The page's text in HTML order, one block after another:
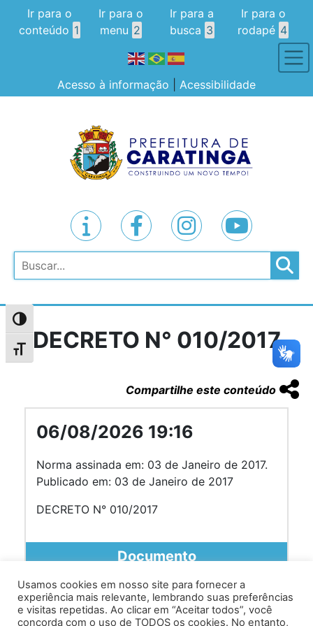
Alternar alto contraste
Alternar tamanho da fonte
Ir para o
conteúdo 1
Ir para o
menu 2
Ir para a
busca 3
Ir para o
rodapé 4
Acesso à informação Acessibilidade
Pesquisar
DECRETO N° 010/2017
Compartilhe este conteúdo
06/08/2026 19:16
Norma assinada em: 03 de Janeiro de 2017.
Publicado em: 03 de Janeiro de 2017
DECRETO N° 010/2017
Documento
Usamos cookies em nosso site para fornecer a
experiência mais relevante, lembrando suas preferências
e visitas repetidas. Ao clicar em “Aceitar todos”, você
concorda com o uso de TODOS os cookies. No entanto,